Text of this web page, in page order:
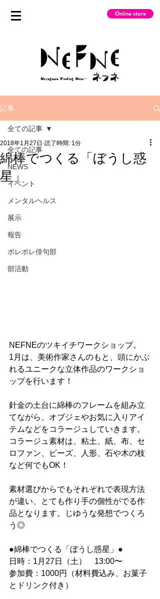
Online store
記事
全ての記事
NEWS
イベント
メンタルヘルス
展示
報告
ポレポレ俳句部
部活動
全ての記事
綿棒でつくる「ぼうし惑
星」
2018年1月27日 読了時間: 1分
NEFNEのツキイチワークショップ。
1月は、美術作家さんのもと、頭にかぶ
れるユニークな立体作品のワークショ
ップを行います！
針金の土台に綿棒のフレームを組み立
てながら、オブジェやお気に入りアイ
テムなどをコラージュしていきます。
コラージュ素材は、粘土、紙、布、セ
ロファン、ビーズ、人形、石や木の枝
など何でもOK！
素材選びからでもそれぞれで表現方法
が違い、とても作り手の個性がでる作
品となります。じゆうな発想でつくろ
う◎
●綿棒でつくる「ぼうし惑星」●
日時：1月27日（土）　13:00〜
参加費：1000円（材料費込み、お菓子
とドリンク付き）